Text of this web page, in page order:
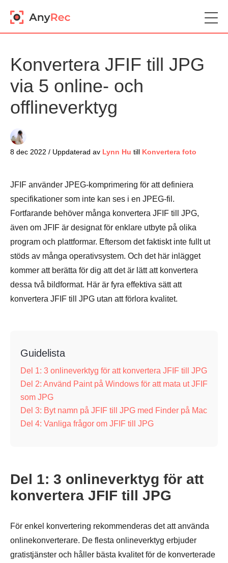
Konvertera JFIF till JPG
via 5 online- och
offlineverktyg
8 dec 2022 / Uppdaterad av Lynn Hu till Konvertera foto
JFIF använder JPEG-komprimering för att definiera
specifikationer som inte kan ses i en JPEG-fil.
Fortfarande behöver många konvertera JFIF till JPG,
även om JFIF är designat för enklare utbyte på olika
program och plattformar. Eftersom det faktiskt inte fullt ut
stöds av många operativsystem. Och det här inlägget
kommer att berätta för dig att det är lätt att konvertera
dessa två bildformat. Här är fyra effektiva sätt att
konvertera JFIF till JPG utan att förlora kvalitet.
Guidelista
Del 1: 3 onlineverktyg för att konvertera JFIF till JPG
Del 2: Använd Paint på Windows för att mata ut JFIF
som JPG
Del 3: Byt namn på JFIF till JPG med Finder på Mac
Del 4: Vanliga frågor om JFIF till JPG
Del 1: 3 onlineverktyg för att
konvertera JFIF till JPG
För enkel konvertering rekommenderas det att använda
onlinekonverterare. De flesta onlineverktyg erbjuder
gratistjänster och håller bästa kvalitet för de konverterade